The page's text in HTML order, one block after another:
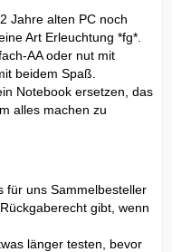
Jahre alten PC noch
Art Erleuchtung *fg*.
AA oder nut mit
beidem Spaß.
Notebook ersetzen, das
alles machen zu
für uns Sammelbesteller
gibt, wenn
länger testen, bevor